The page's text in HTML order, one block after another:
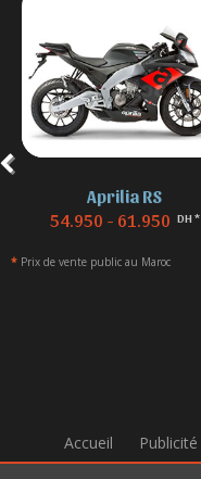
Aprilia RS
54.950 - 61.950 DH *
* Prix de vente public au Maroc
Accueil Publicité